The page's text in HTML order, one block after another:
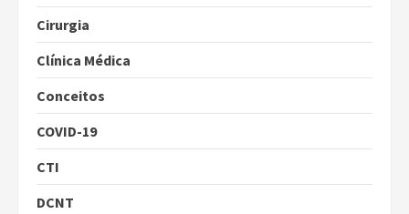
Cirurgia
Clínica Médica
Conceitos
COVID-19
CTI
DCNT